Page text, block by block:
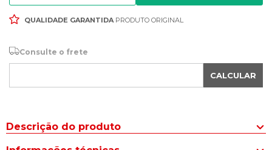
QUALIDADE GARANTIDAPRODUTO ORIGINAL
Consulte o frete
CALCULAR
Descrição do produto
O Jibbitz Crocs Borboleta Multi Roxo é o acessório perfeito, para